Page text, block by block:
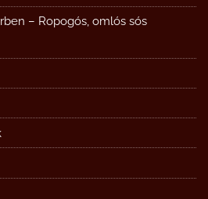
– Ropogós, omlós sós